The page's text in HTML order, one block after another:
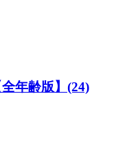
年齢版】(24)